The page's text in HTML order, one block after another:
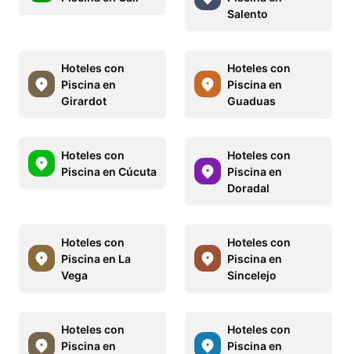
Salento
Hoteles con
Piscina en
Girardot
Hoteles con
Piscina en
Guaduas
Hoteles con
Piscina en Cúcuta
Hoteles con
Piscina en
Doradal
Hoteles con
Piscina en La
Vega
Hoteles con
Piscina en
Sincelejo
Hoteles con
Piscina en
Hoteles con
Piscina en